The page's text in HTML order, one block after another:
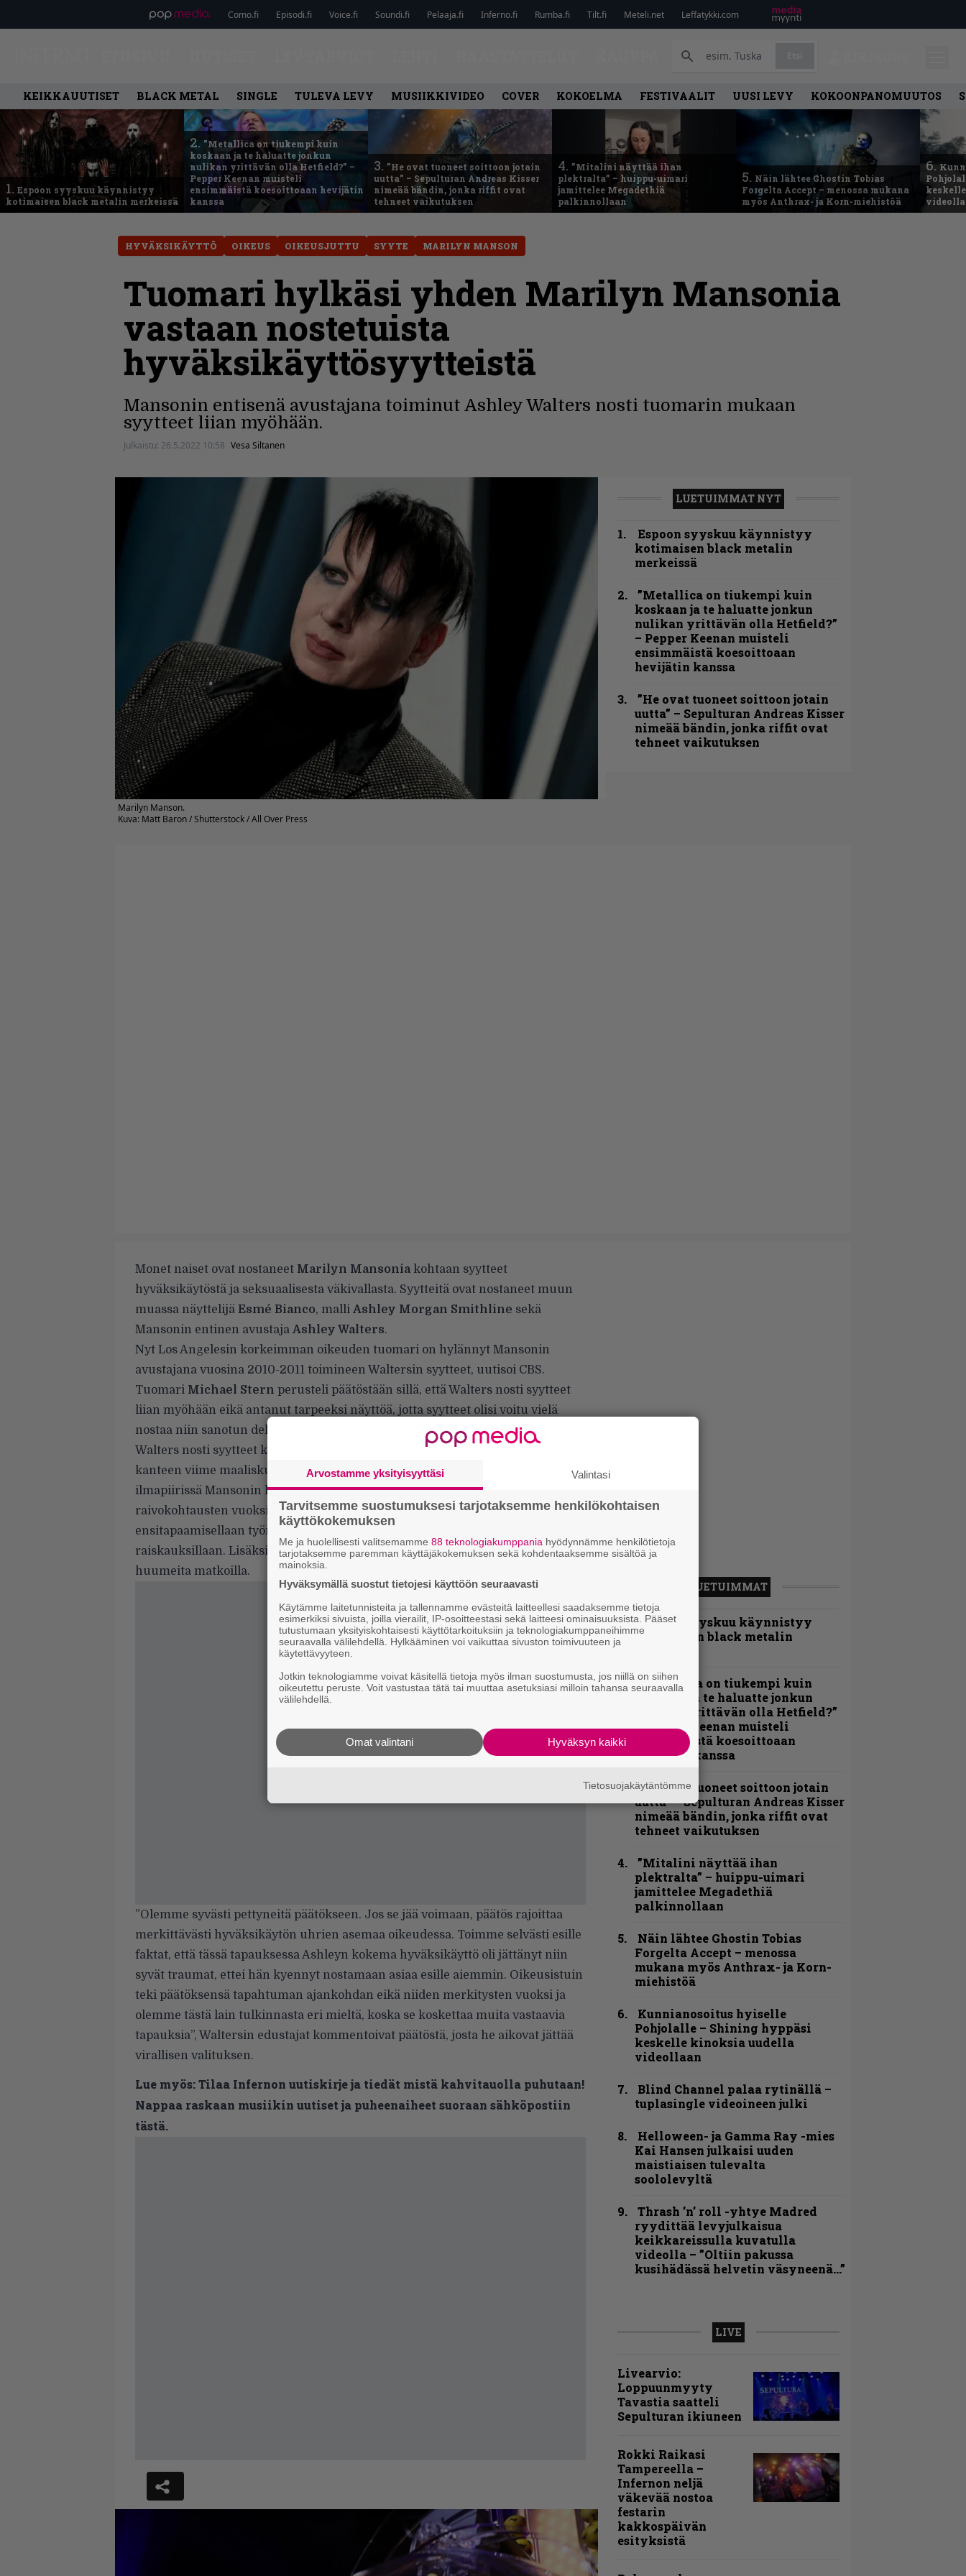
Como.fi Episodi.fi Voice.fi Soundi.fi Pelaaja.fi Inferno.fi Rumba.fi Tilt.fi Meteli.net Leffatykki.com
KEIKKAUUTISET BLACK METAL SINGLE TULEVA LEVY MUSIIKKIVIDEO COVER KOKOELMA FESTIVAALIT UUSI LEVY KOKOONPANOMUUTOS
1. Espoon syyskuu käynnistyy
kotimaisen black metalin merkeissä
2. ”Metallica on tiukempi kuin
koskaan ja te haluatte jonkun
nulikan yrittävän olla Hetfield?” –
Pepper Keenan muisteli
ensimmäistä koesoittoaan hevijätin
kanssa
3. ”He ovat tuoneet soittoon jotain
uutta” – Sepulturan Andreas Kisser
nimeää bändin, jonka riffit ovat
tehneet vaikutuksen
4. ”Mitalini näyttää ihan
plektralta” – huippu-uimari
jamittelee Megadethiä
palkinnollaan
5. Näin lähtee Ghostin Tobias
Forgelta Accept – menossa mukana
myös Anthrax- ja Korn-miehistöä
6.
HYVÄKSIKÄYTTÖ OIKEUS OIKEUSJUTTU SYYTE MARILYN MANSON
Tuomari hylkäsi yhden Marilyn Mansonia
vastaan nostetuista
hyväksikäyttösyytteistä
Mansonin entisenä avustajana toiminut Ashley Walters nosti tuomarin mukaan
syytteet liian myöhään.
Julkaistu: 26.5.2022 10:58 Vesa Siltanen
Marilyn Manson.
Kuva: Matt Baron / Shutterstock / All Over Press
LUETUIMMAT NYT
Espoon syyskuu käynnistyy
kotimaisen black metalin
merkeissä
”Metallica on tiukempi kuin
koskaan ja te haluatte jonkun
nulikan yrittävän olla Hetfield?”
– Pepper Keenan muisteli
ensimmäistä koesoittoaan
hevijätin kanssa
”He ovat tuoneet soittoon jotain
uutta” – Sepulturan Andreas Kisser
nimeää bändin, jonka riffit ovat
tehneet vaikutuksen
Monet naiset ovat nostaneet Marilyn Mansoniakohtaan syytteet
hyväksikäytöstä ja seksuaalisesta väkivallasta. Syytteitä ovat nostaneet muun
muassa näyttelijä Esmé Bianco, malli Ashley Morgan Smithline sekä
Mansonin entinen avustaja Ashley Walters.
Nyt Los Angelesin korkeimman oikeuden tuomari on hylännyt Mansonin
avustajana vuosina 2010-2011 toimineen Waltersin syytteet, uutisoi CBS.
Tuomari Michael Stern perusteli päätöstään sillä, että Walters nosti syytteet
liian myöhään eikä antanut tarpeeksi näyttöä, jotta syytteet olisi voitu vielä
nostaa niin sanotun delayed discovery -säännön perusteella.
Walters nosti syytteet keväällä 2021, mutta jätti korjatun ja täydennetyn
kanteen viime maaliskuussa. Syytteessä Walters sanoo eläneensä pelon
ilmapiirissä Mansonin kanssa ollessaan jatkuvien uhkailujen ja rokkarin
raivokohtausten vuoksi. Walters myös kuvailee, miten Manson oli heidän
ensitapaamisellaan työntänyt Waltersin käden housuihinsa ja rehvastelleen
raiskauksillaan. Lisäksi Manson oli pakottanut Waltersia kuljettamaan
huumeita matkoilla.
”Olemme syvästi pettyneitä päätökseen. Jos se jää voimaan, päätös rajoittaa
merkittävästi hyväksikäytön uhrien asemaa oikeudessa. Toimme selvästi esille
faktat, että tässä tapauksessa Ashleyn kokema hyväksikäyttö oli jättänyt niin
syvät traumat, ettei hän kyennyt nostamaan asiaa esille aiemmin. Oikeusistuin
teki päätöksensä tapahtuman ajankohdan eikä niiden merkitysten vuoksi ja
olemme tästä lain tulkinnasta eri mieltä, koska se koskettaa muita vastaavia
tapauksia”, Waltersin edustajat kommentoivat päätöstä, josta he aikovat jättää
virallisen valituksen.
Lue myös:Tilaa Infernon uutiskirje ja tiedät mistä kahvitauolla puhutaan!
Nappaa raskaan musiikin uutiset ja puheenaiheet suoraan sähköpostiin
tästä.
LUETUIMMAT
Espoon syyskuu käynnistyy
kotimaisen black metalin
”Metallica on tiukempi kuin
koskaan ja te haluatte jonkun
nulikan yrittävän olla Hetfield?”
– Pepper Keenan muisteli
ensimmäistä koesoittoaan
hevijätin kanssa
”He ovat tuoneet soittoon jotain
uutta” – Sepulturan Andreas Kisser
nimeää bändin, jonka riffit ovat
tehneet vaikutuksen
”Mitalini näyttää ihan
plektralta” – huippu-uimari
jamittelee Megadethiä
palkinnollaan
Näin lähtee Ghostin Tobias
Forgelta Accept – menossa
mukana myös Anthrax- ja Korn-
miehistöä
Kunnianosoitus hyiselle
Pohjolalle – Shining hyppäsi
keskelle kinoksia uudella
videollaan
Blind Channel palaa rytinällä –
tuplasingle videoineen julki
Helloween- ja Gamma Ray -mies
Kai Hansen julkaisi uuden
maistiaisen tulevalta
soololevyltä
Thrash ’n’ roll -yhtye Madred
ryydittää levyjulkaisua
keikkareissulla kuvatulla
videolla – ”Oltiin pakussa
kusihädässä helvetin väsyneenä…”
LIVE
Livearvio:
Loppuunmyyty
Tavastia saatteli
Sepulturan ikiuneen
Rokki Raikasi
Tampereella –
Infernon neljä
väkevää nostoa
festarin
kakkospäivän
esityksistä
Arvostamme yksityisyyttäsi Valintasi
Tarvitsemme suostumuksesi tarjotaksemme henkilökohtaisen
käyttökokemuksen
Me ja huolellisesti valitsemamme 88 teknologiakumppania hyödynnämme henkilötietoja
tarjotaksemme paremman käyttäjäkokemuksen sekä kohdentaaksemme sisältöä ja
mainoksia.
Hyväksymällä suostut tietojesi käyttöön seuraavasti
Käytämme laitetunnisteita ja tallennamme evästeitä laitteellesi saadaksemme tietoja
esimerkiksi sivuista, joilla vierailit, IP-osoitteestasi sekä laitteesi ominaisuuksista. Pääset
tutustumaan yksityiskohtaisesti käyttötarkoituksiin ja teknologiakumppaneihimme
seuraavalla välilehdellä. Hylkääminen voi vaikuttaa sivuston toimivuuteen ja
käytettävyyteen.
Jotkin teknologiamme voivat käsitellä tietoja myös ilman suostumusta, jos niillä on siihen
oikeutettu peruste. Voit vastustaa tätä tai muuttaa asetuksiasi milloin tahansa seuraavalla
välilehdellä.
Hyväksyn kaikki
Omat valintani
Tietosuojakäytäntömme